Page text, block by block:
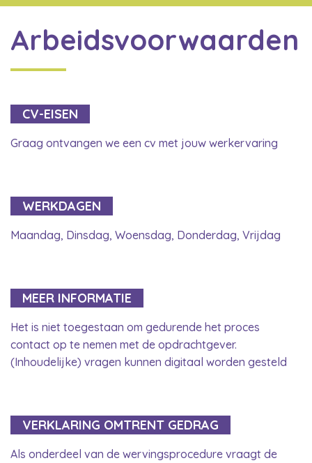
Arbeidsvoorwaarden
CV-EISEN
Graag ontvangen we een cv met jouw werkervaring
WERKDAGEN
Maandag, Dinsdag, Woensdag, Donderdag, Vrijdag
MEER INFORMATIE
Het is niet toegestaan om gedurende het proces
contact op te nemen met de opdrachtgever.
(Inhoudelijke) vragen kunnen digitaal worden gesteld
VERKLARING OMTRENT GEDRAG
Als onderdeel van de wervingsprocedure vraagt de